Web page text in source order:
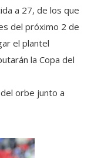
a 27, de los que
del próximo 2 de
el plantel
la Copa del
orbe junto a